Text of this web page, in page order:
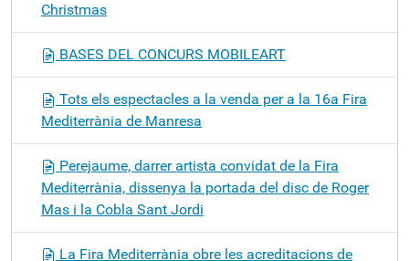
Christmas
BASES DEL CONCURS MOBILEART
Tots els espectacles a la venda per a la 16a Fira
Mediterrània de Manresa
Perejaume, darrer artista convidat de la Fira
Mediterrània, dissenya la portada del disc de Roger
Mas i la Cobla Sant Jordi
La Fira Mediterrània obre les acreditacions de